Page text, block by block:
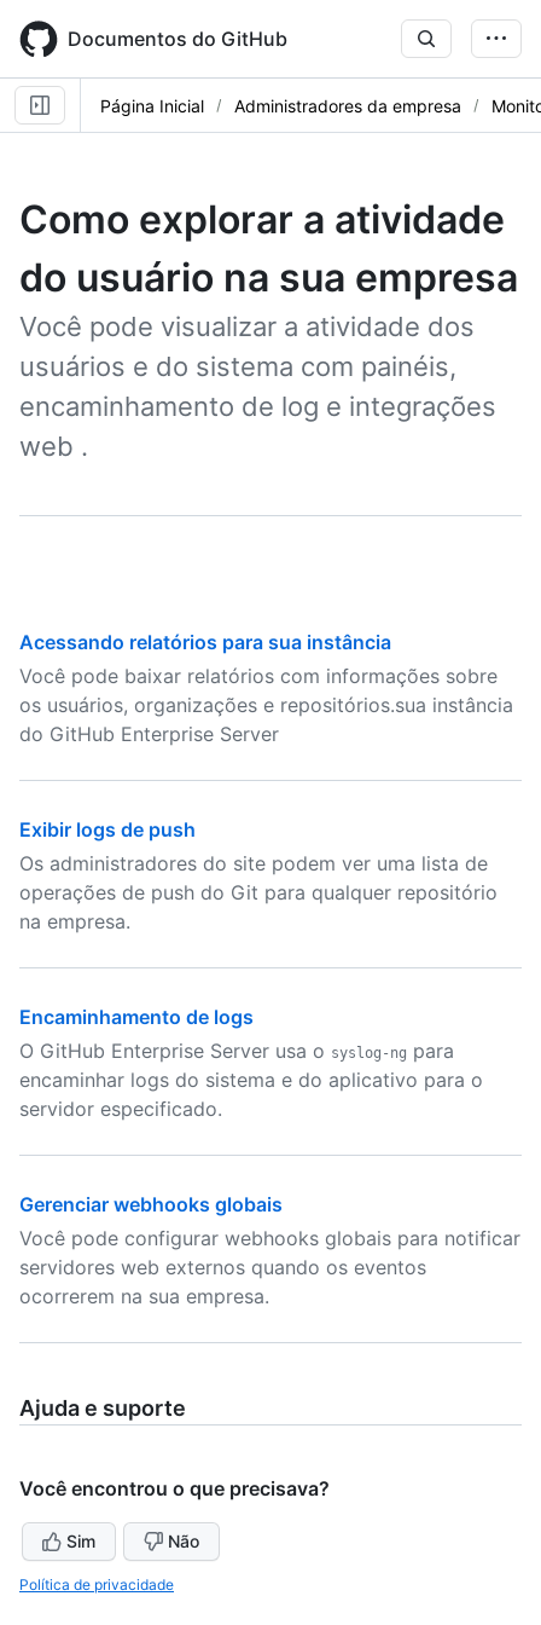
main
content
Documentos do GitHub
Página Inicial Administradores da empresa
Como explorar a atividade
do usuário na sua empresa
Você pode visualizar a atividade dos
usuários e do sistema com painéis,
encaminhamento de log e integrações
web .
Acessando relatórios para sua instância
Você pode baixar relatórios com informações sobre
os usuários, organizações e repositórios.sua instância
do GitHub Enterprise Server
Exibir logs de push
Os administradores do site podem ver uma lista de
operações de push do Git para qualquer repositório
na empresa.
Encaminhamento de logs
O GitHub Enterprise Server usa o syslog-ng para
encaminhar logs do sistema e do aplicativo para o
servidor especificado.
Gerenciar webhooks globais
Você pode configurar webhooks globais para notificar
servidores web externos quando os eventos
ocorrerem na sua empresa.
Ajuda e suporte
Você encontrou o que precisava?
Sim Não
Política de privacidade